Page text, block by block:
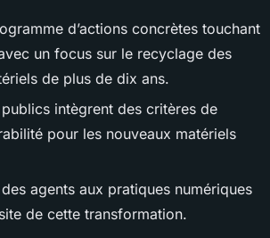
d’actions concrètes touchant
un focus sur le recyclage des
de plus de dix ans.
intègrent des critères de
pour les nouveaux matériels
agents aux pratiques numériques
de cette transformation.